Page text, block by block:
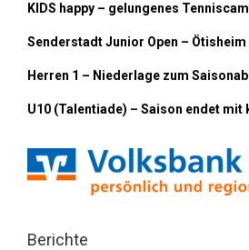
KIDS happy – gelungenes
Senderstadt Junior Open –
Herren 1 – Niederlage zum
U10 (Talentiade) – Saison endet mit
Berichte